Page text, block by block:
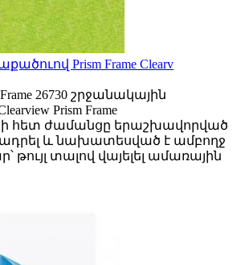
Prism Frame Clearv
Frame 26730 շրջանակային
Prism Frame
հետ ժամանցը երաշխավորված
և նախատեսված է ամբողջ
թույլ տալով վայելել ամառային